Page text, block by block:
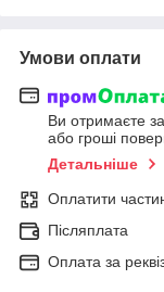
Умови оплати
Ви отримаєте
або гроші
Детальніше
Оплатити
Післяплата
Оплата за